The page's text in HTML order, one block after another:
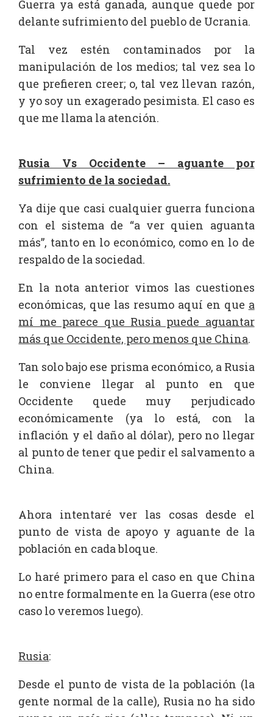
Guerra ya está ganada, aunque quede por
delante sufrimiento del pueblo de Ucrania.
Tal vez estén contaminados por la
manipulación de los medios; tal vez sea lo
que prefieren creer; o, tal vez llevan razón,
y yo soy un exagerado pesimista. El caso es
que me llama la atención.
Rusia Vs Occidente – aguante por
sufrimiento de la sociedad.
Ya dije que casi cualquier guerra funciona
con el sistema de “a ver quien aguanta
más”, tanto en lo económico, como en lo de
respaldo de la sociedad.
En la nota anterior vimos las cuestiones
económicas, que las resumo aquí en que a
mí me parece que Rusia puede aguantar
más que Occidente, pero menos que China.
Tan solo bajo ese prisma económico, a Rusia
le conviene llegar al punto en que
Occidente quede muy perjudicado
económicamente (ya lo está, con la
inflación y el daño al dólar), pero no llegar
al punto de tener que pedir el salvamento a
China.
Ahora intentaré ver las cosas desde el
punto de vista de apoyo y aguante de la
población en cada bloque.
Lo haré primero para el caso en que China
no entre formalmente en la Guerra (ese otro
caso lo veremos luego).
Rusia:
Desde el punto de vista de la población (la
gente normal de la calle), Rusia no ha sido